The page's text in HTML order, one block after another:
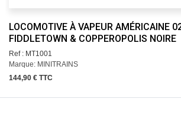
LOCOMOTIVE À VAPEUR AMÉRICAINE
FIDDLETOWN & COPPEROPOLIS NOIRE
Ref : MT1001
Marque: MINITRAINS
144,90 € TTC